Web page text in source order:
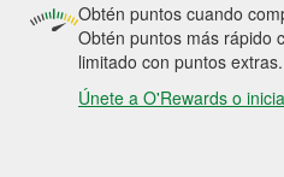
Obtén puntos cuando
Obtén puntos más rápido
limitado con puntos extras.
Únete a O'Rewards o